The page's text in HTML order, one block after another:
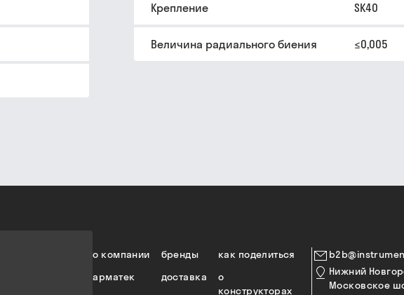
Крепление SK40
Величина радиального биения ≤0,005
как поделиться
бренды
о компании
о
конструкторах
доставка
арматек
Нижний
Московское